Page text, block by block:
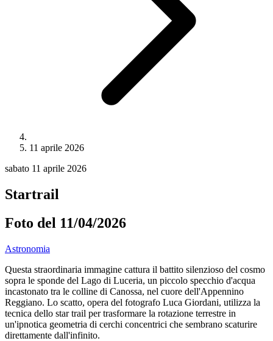
11 aprile 2026
sabato 11 aprile 2026
Startrail
Foto del 11/04/2026
Astronomia
Questa straordinaria immagine cattura il battito silenzioso del cosmo
sopra le sponde del Lago di Luceria, un piccolo specchio d'acqua
incastonato tra le colline di Canossa, nel cuore dell'Appennino
Reggiano. Lo scatto, opera del fotografo Luca Giordani, utilizza la
tecnica dello star trail per trasformare la rotazione terrestre in
un'ipnotica geometria di cerchi concentrici che sembrano scaturire
direttamente dall'infinito.